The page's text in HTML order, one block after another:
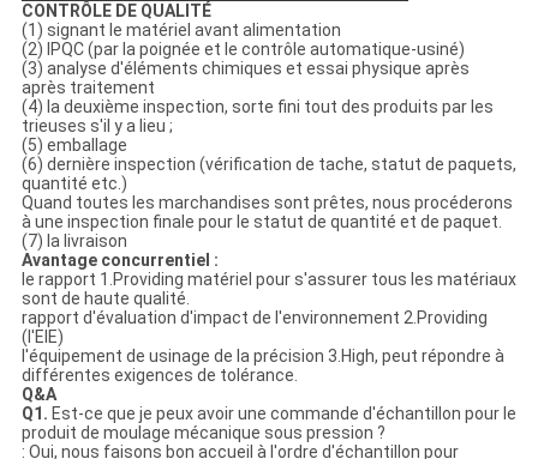
CONTRÔLE DE QUALITÉ
(1) signant le matériel avant alimentation
(2) IPQC (par la poignée et le contrôle automatique-usiné)
(3) analyse d'éléments chimiques et essai physique après
après traitement
(4) la deuxième inspection, sorte fini tout des produits par les
trieuses s'il y a lieu ;
(5) emballage
(6) dernière inspection (vérification de tache, statut de paquets,
quantité etc.)
Quand toutes les marchandises sont prêtes, nous procéderons
à une inspection finale pour le statut de quantité et de paquet.
(7) la livraison
Avantage concurrentiel :
le rapport 1.Providing matériel pour s'assurer tous les matériaux
sont de haute qualité.
rapport d'évaluation d'impact de l'environnement 2.Providing
(l'EIE)
l'équipement de usinage de la précision 3.High, peut répondre à
différentes exigences de tolérance.
Q&A
Q1. Est-ce que je peux avoir une commande d'échantillon pour le
produit de moulage mécanique sous pression ?
: Oui, nous faisons bon accueil à l'ordre d'échantillon pour